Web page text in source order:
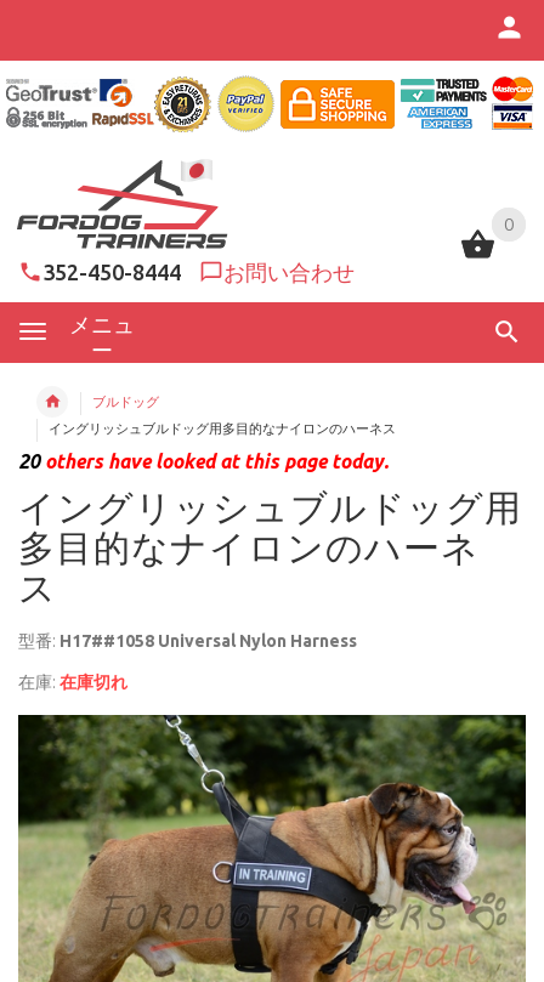
0
352-450-8444 お問い合わせ
メニュ
ー
0
ブルドッグ
イングリッシュブルドッグ用多目的なナイロンのハーネス
20others have looked at this page today.
イングリッシュブルドッグ用
多目的なナイロンのハーネ
ス
型番: H17##1058 Universal Nylon Harness
在庫: 在庫切れ